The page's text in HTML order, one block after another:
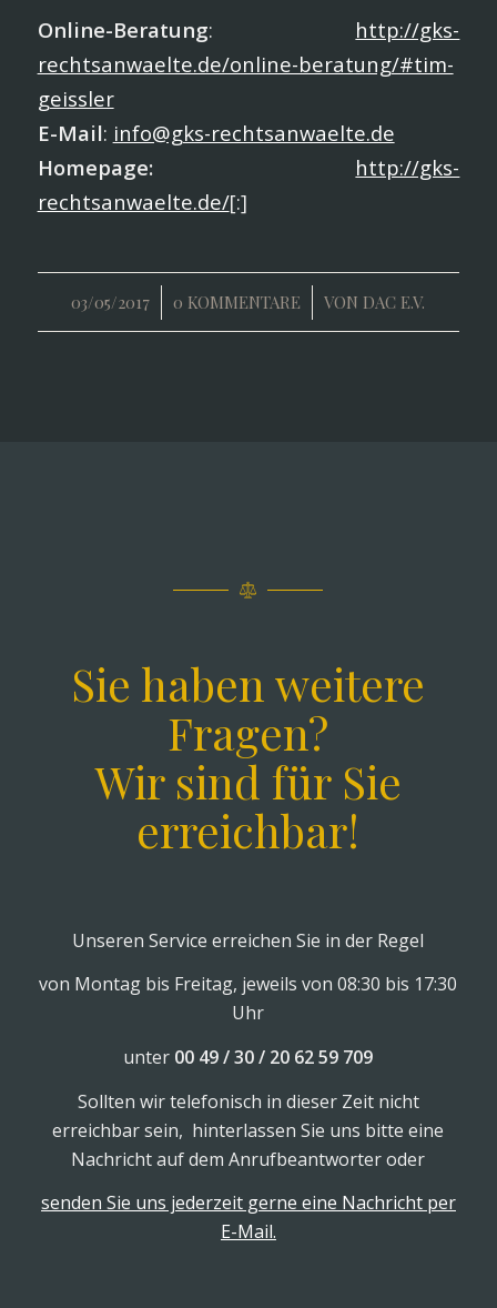
Online-Beratung: http://gks-
rechtsanwaelte.de/online-beratung/#tim-
geissler
E-Mail: info@gks-rechtsanwaelte.de
Homepage:
http://gks-
rechtsanwaelte.de/[:]
03/05/2017
/ 0 KOMMENTARE
/ VON DAC E.V.
Sie haben weitere
Fragen?
Wir sind für Sie
erreichbar!
Unseren Service erreichen Sie in der Regel
von Montag bis Freitag, jeweils von 08:30 bis 17:30
Uhr
unter 00 49 / 30 / 20 62 59 709
Sollten wir telefonisch in dieser Zeit nicht
erreichbar sein, hinterlassen Sie uns bitte eine
Nachricht auf dem Anrufbeantworter oder
senden Sie uns jederzeit gerne eine Nachricht per
E-Mail.